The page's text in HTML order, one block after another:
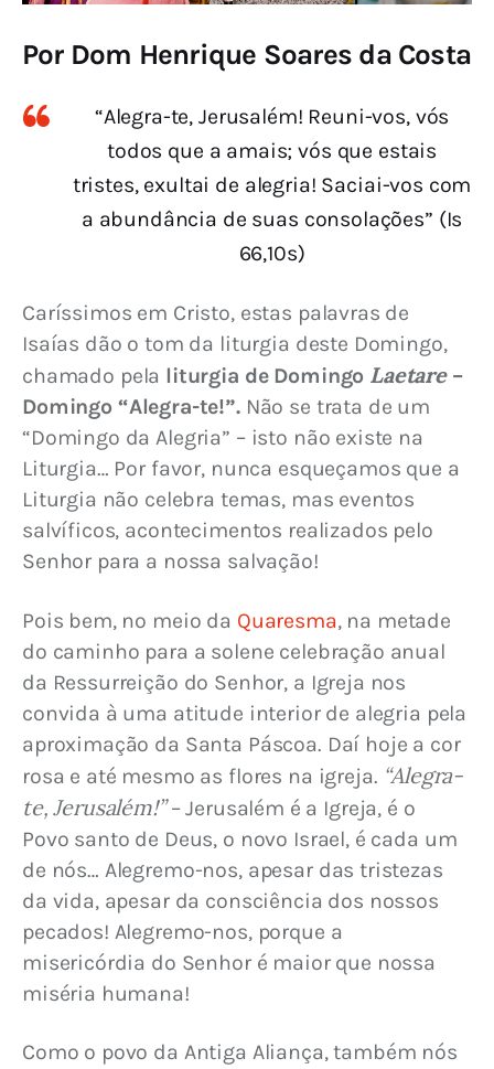
Por Dom Henrique Soares da Costa
“Alegra-te, Jerusalém! Reuni-vos, vós
todos que a amais; vós que estais
tristes, exultai de alegria! Saciai-vos com
a abundância de suas consolações” (Is
66,10s)
Caríssimos em Cristo, estas palavras de
Isaías dão o tom da liturgia deste Domingo,
chamado pela liturgia de Domingo Laetare –
Domingo “Alegra-te!”. Não se trata de um
“Domingo da Alegria” – isto não existe na
Liturgia… Por favor, nunca esqueçamos que a
Liturgia não celebra temas, mas eventos
salvíficos, acontecimentos realizados pelo
Senhor para a nossa salvação!
Pois bem, no meio da Quaresma, na metade
do caminho para a solene celebração anual
da Ressurreição do Senhor, a Igreja nos
convida à uma atitude interior de alegria pela
aproximação da Santa Páscoa. Daí hoje a cor
rosa e até mesmo as flores na igreja. “Alegra-
te, Jerusalém!” – Jerusalém é a Igreja, é o
Povo santo de Deus, o novo Israel, é cada um
de nós… Alegremo-nos, apesar das tristezas
da vida, apesar da consciência dos nossos
pecados! Alegremo-nos, porque a
misericórdia do Senhor é maior que nossa
miséria humana!
Como o povo da Antiga Aliança, também nós